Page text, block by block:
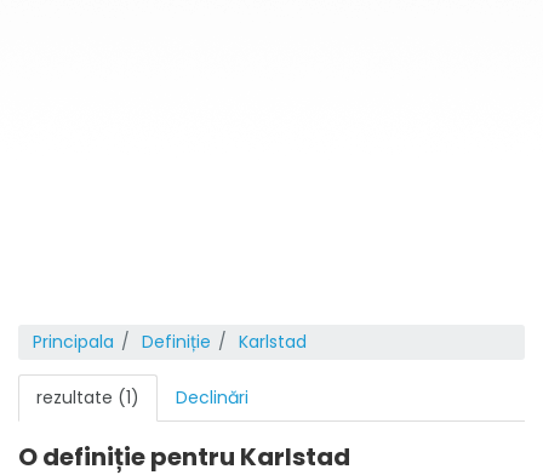
Principala Definiție Karlstad
rezultate (1) Declinări
O definiție pentru Karlstad